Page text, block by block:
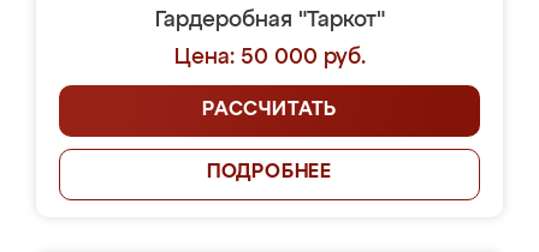
Гардеробная "Таркот"
Цена: 50 000 руб.
РАССЧИТАТЬ
ПОДРОБНЕЕ